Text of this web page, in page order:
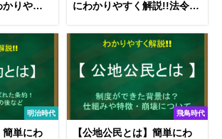
かりやす
にわかりやすく解説!!法令の
明治時代
簡単にわ
飛鳥時代
【公地公民とは】簡単にわ